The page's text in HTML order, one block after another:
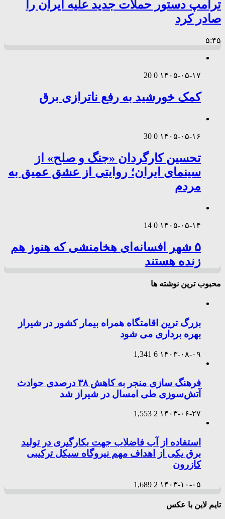
ترامپ دستور حملات جدید علیه ایران را
صادر کرد
۵:۴۵
۱۴۰۵-۰۵-۱۷ 0
20
کمک خورشید به رفع ناترازی برق
۱۴۰۵-۰۵-۱۶ 0
30
تحسین کارگردان «جنگ و صلح» از
سینمای ایران؛ روایتی از عشق عمیق به
مردم
۱۴۰۵-۰۵-۱۴ 0
14
۵ شهر افسانه‌ای هخامنشی که هنوز هم
زنده هستند
محبوب ترین نوشته ها
بزرگ ترین اقامتگاه همراه بیمار کشور در شیراز
بهره برداری می شود
۱۴۰۳-۰۸-۰۹ 6
1,341
فرهنگ سازی منجر به کاهش ۳۸ درصدی حوادث
آتش‌سوزی طی امسال در شیراز شد
۱۴۰۳-۰۶-۲۷ 2
1,553
استفاده از آب فاضلاب جهت بکارگیری در تولید
برق یکی از اهداف مهم نیروگاه سیکل ترکیبی
کازرون
۱۴۰۳-۱۰-۰۵ 2
1,689
تایم لاین با عکس